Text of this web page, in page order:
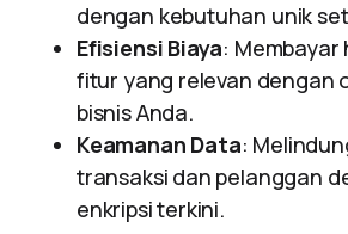
dengan kebutuhan unik
Efisiensi Biaya:
fitur yang relevan dengan
bisnis Anda.
Keamanan Data:
transaksi dan pelanggan
enkripsi terkini.